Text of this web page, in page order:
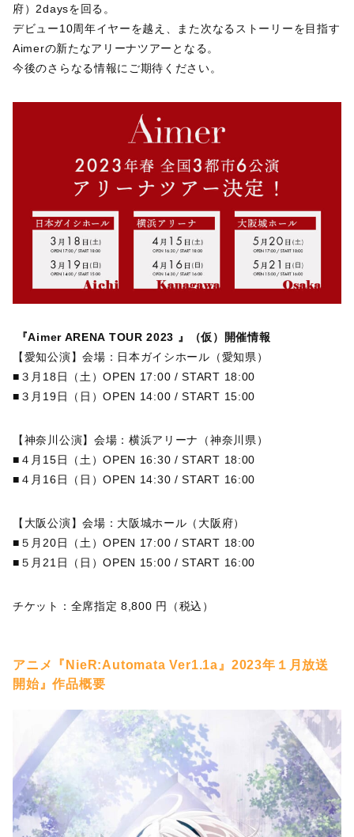
府）2daysを回る。
デビュー10周年イヤーを越え、また次なるストーリーを目指す
Aimerの新たなアリーナツアーとなる。
今後のさらなる情報にご期待ください。
『Aimer ARENA TOUR 2023 』（仮）開催情報
【愛知公演】会場：日本ガイシホール（愛知県）
■３月18日（土）OPEN 17:00 / START 18:00
■３月19日（日）OPEN 14:00 / START 15:00
【神奈川公演】会場：横浜アリーナ（神奈川県）
■４月15日（土）OPEN 16:30 / START 18:00
■４月16日（日）OPEN 14:30 / START 16:00
【大阪公演】会場：大阪城ホール（大阪府）
■５月20日（土）OPEN 17:00 / START 18:00
■５月21日（日）OPEN 15:00 / START 16:00
チケット：全席指定 8,800 円（税込）
アニメ『NieR:Automata Ver1.1a』2023年１月放送
開始』作品概要